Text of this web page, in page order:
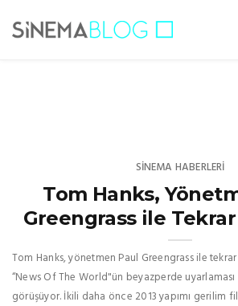
SINEMA HABERLERI
Tom Hanks,
Greengrass ile
Tom Hanks, yönetmen Paul Greengrass ile
“News Of The World"ün beyazperde
görüşüyor. İkili daha önce 2013 yapımı gerilim